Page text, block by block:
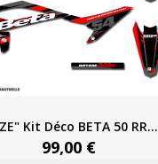
Kit Déco BETA 50 RR...
99,00 €